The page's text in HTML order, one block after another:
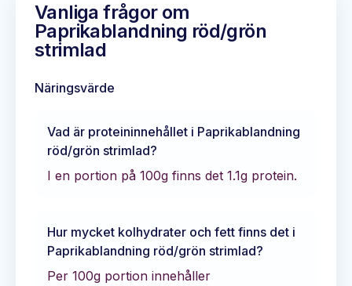
Vanliga frågor om
Paprikablandning röd/grön
strimlad
Näringsvärde
Vad är proteininnehållet i Paprikablandning
röd/grön strimlad?
I en portion på 100g finns det 1.1g protein.
Hur mycket kolhydrater och fett finns det i
Paprikablandning röd/grön strimlad?
Per 100g portion innehåller